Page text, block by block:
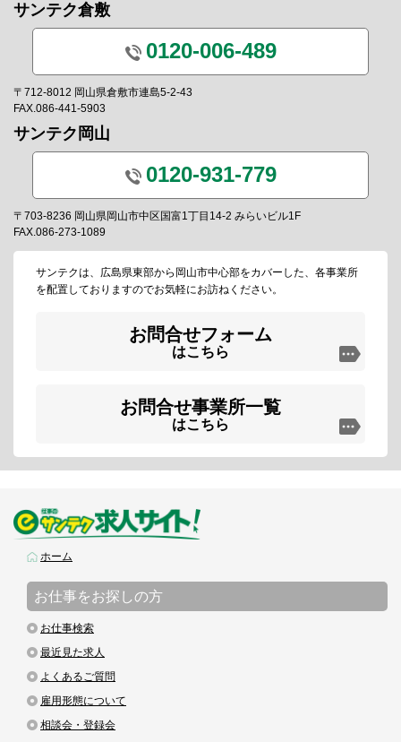
サンテク倉敷
0120-006-489
〒712-8012 岡山県倉敷市連島5-2-43
FAX.086-441-5903
サンテク岡山
0120-931-779
〒703-8236 岡山県岡山市中区国富1丁目14-2 みらいビル1F
FAX.086-273-1089
サンテクは、広島県東部から岡山市中心部をカバーした、各事業所
を配置しておりますのでお気軽にお訪ねください。
お問合せフォーム
はこちら
お問合せ事業所一覧
はこちら
ホーム
お仕事をお探しの方
お仕事検索
最近見た求人
よくあるご質問
雇用形態について
相談会・登録会